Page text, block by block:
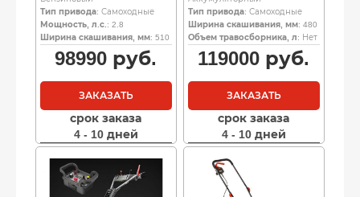
Тип привода: Самоходные
Мощность, л.с. : 2.8
Ширина скашивания, мм: 510
98990 руб.
ЗАКАЗАТЬ
срок заказа
4 - 10 дней
Тип привода: Самоходные
Ширина скашивания, мм: 480
Объем травосборника, л: Нет
119000 руб.
ЗАКАЗАТЬ
срок заказа
4 - 10 дней